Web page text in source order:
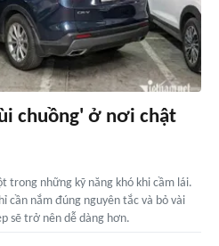
chuồng' ở nơi chật
trong những kỹ năng khó khi cầm lái.
cần nắm đúng nguyên tắc và bỏ vài
sẽ trở nên dễ dàng hơn.